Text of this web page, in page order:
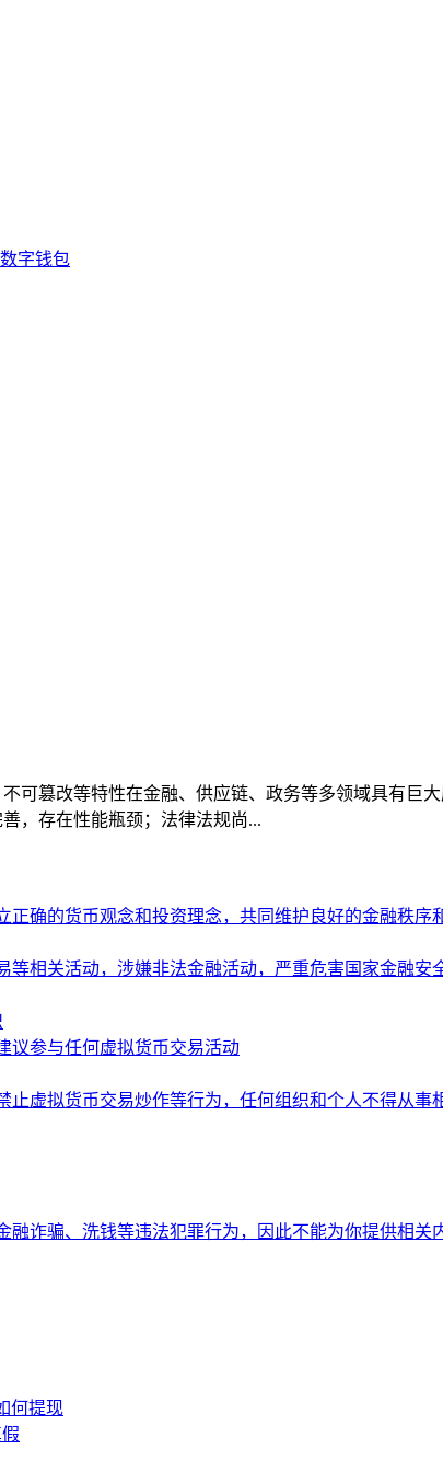
可篡改等特性在金融、供应链、政务等多领域具有巨
，存在性能瓶颈；法律法规尚...
确的货币观念和投资理念，共同维护良好的金融秩
相关活动，涉嫌非法金融活动，严重危害国家金融
议参与任何虚拟货币交易活动
虚拟货币交易炒作等行为，任何组织和个人不得从
诈骗、洗钱等违法犯罪行为，因此不能为你提供相关
何提现